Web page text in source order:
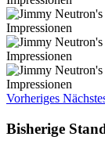
Vorheriges
Bisherige